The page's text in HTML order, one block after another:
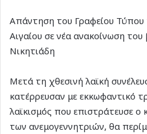
Απάντηση του Γραφείου Τύπου
Αιγαίου σε νέα ανακοίνωση
Νικητιάδη
Μετά τη χθεσινή λαϊκή
κατέρρευσαν με εκκωφαντικό
λαϊκισμός που επιστράτευσε ο
των ανεμογεννητριών, θα